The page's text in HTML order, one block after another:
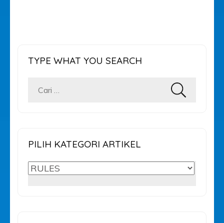
TYPE WHAT YOU SEARCH
Cari
PILIH KATEGORI ARTIKEL
PILIH